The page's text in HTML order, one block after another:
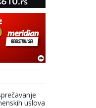
uslova